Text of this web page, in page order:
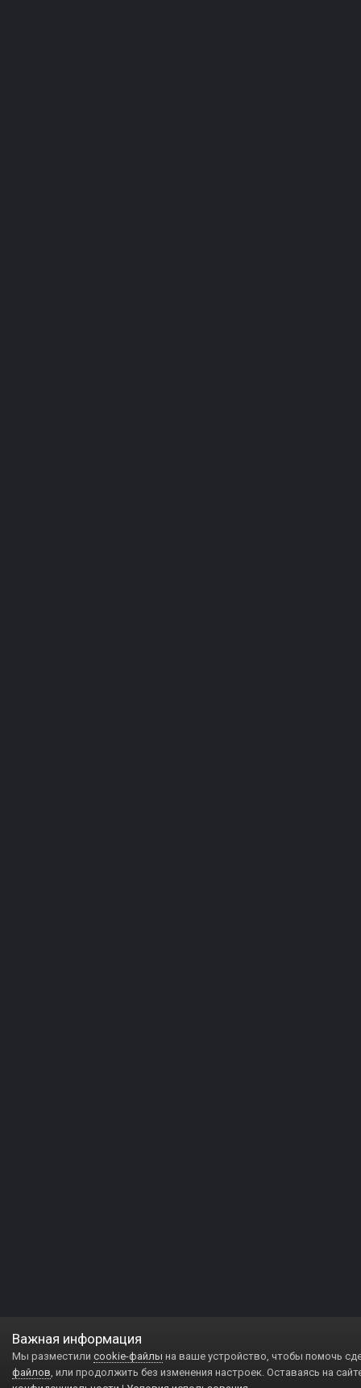
Важная информация
Мы разместили cookie-файлы на ваше устройство, чтобы помочь
файлов, или продолжить без изменения настроек. Оставаясь на